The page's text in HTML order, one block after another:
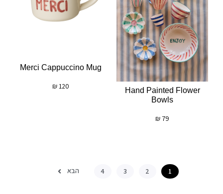
Hand Painted Flower
Bowls
79
₪
Merci Cappuccino Mug
120
₪
1
2
3
4 הבא